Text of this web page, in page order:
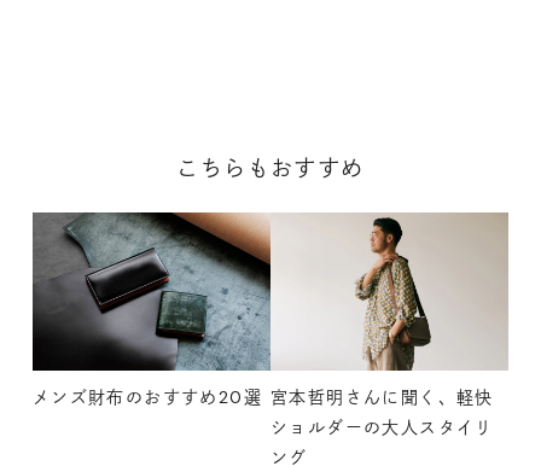
こちらもおすすめ
メンズ財布のおすすめ20選 宮本哲明さんに聞く、軽快
ショルダーの大人スタイリ
ング